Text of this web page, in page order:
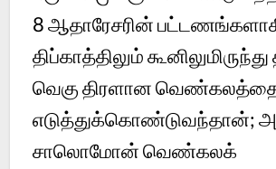
8ஆதாரேசரின்
திப்காத்திலும்
வெகு திரளான
எடுத்துக்கொண்டுவந்தான்;
சாலொமோன் வெண்கலக்